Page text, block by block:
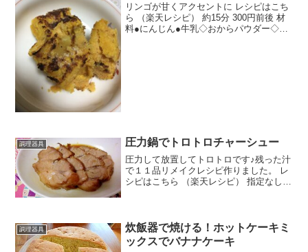
リンゴが甘くアクセントに レシピはこち
ら （楽天レシピ） 約15分 300円前後 材
料●にんじん●牛乳◇おからパウダー◇卵
調理器具 圧力鍋でトロトロチャーシュー
圧力して放置してトロトロです♪残った汁
で１１品リメイクレシピ作りました。 レ
シピはこちら （楽天レシピ） 指定なし
調理器具
炊飯器で焼ける！ホットケーキミ
ックスでバナナケーキ